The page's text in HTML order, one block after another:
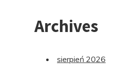
Archives
sierpień 2026